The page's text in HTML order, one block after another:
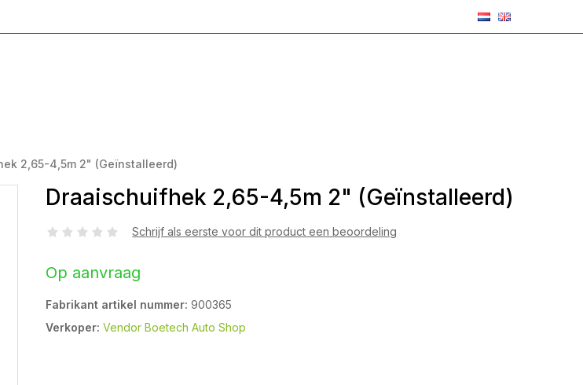
2,65-4,5m 2" (Geïnstalleerd)
Draaischuifhek 2,65-4,5m 2" (Geïnstalleerd)
Schrijf als eerste voor dit product een beoordeling
Op aanvraag
Fabrikant artikel nummer: 900365
Verkoper: Vendor Boetech Auto Shop